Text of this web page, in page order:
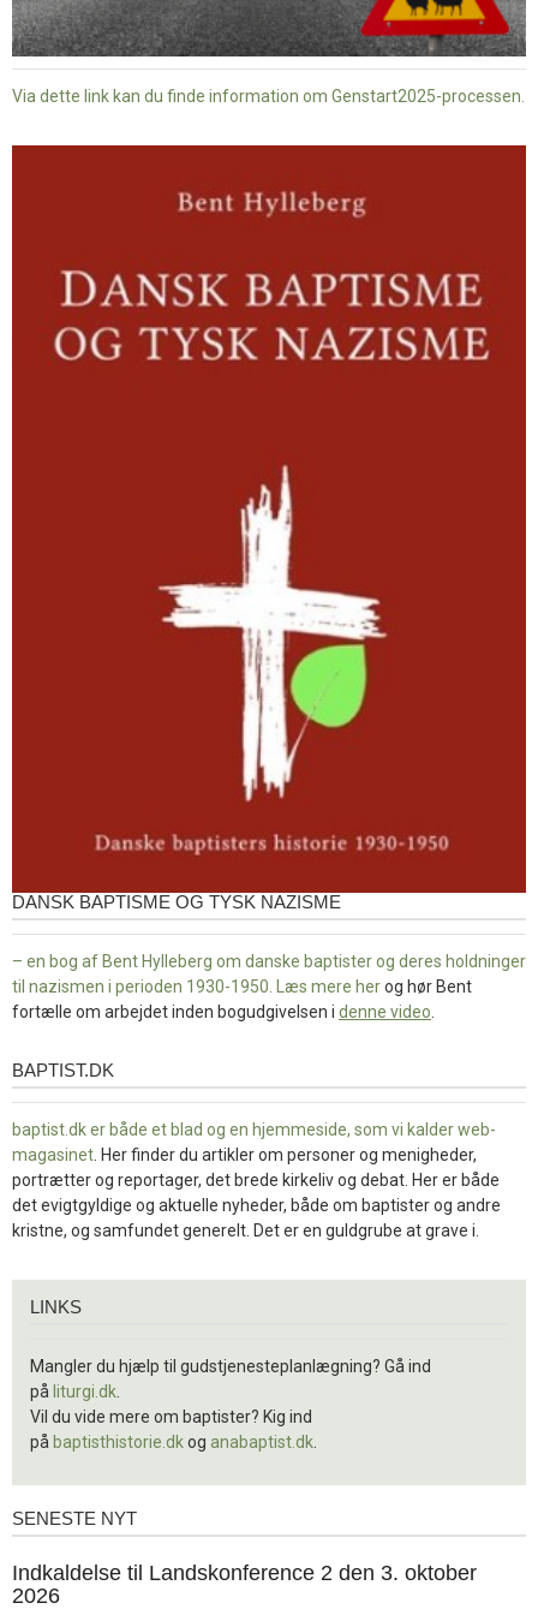
Via dette link kan du finde information om Genstart2025-processen.
DANSK BAPTISME OG TYSK NAZISME
– en bog af Bent Hylleberg om danske baptister og deres holdninger
til nazismen i perioden 1930-1950. Læs mere herog hør Bent
fortælle om arbejdet inden bogudgivelsen i denne video
baptist.dk
BAPTIST.DK
baptist.dk er både et blad og en hjemmeside, som vi kalder web-
magasinet . Her finder du artikler om personer og menigheder,
portrætter og reportager, det brede kirkeliv og debat. Her er både
det evigtgyldige og aktuelle nyheder, både om baptister og andre
kristne, og samfundet generelt. Det er en guldgrube at grave i.
LINKS
Mangler du hjælp til gudstjenesteplanlægning? Gå ind
på liturgi.dk
Vil du vide mere om baptister? Kig ind
på baptisthistorie.dkog anabaptist.dk
Seneste
SENESTE NYT
1.
jul.
Indkaldelse til Landskonference 2 den 3. oktober
2026